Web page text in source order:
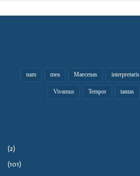
interpretaris
Maecenas
mea
nam
tantas
Tempor
Vivamus
(2)
(101)